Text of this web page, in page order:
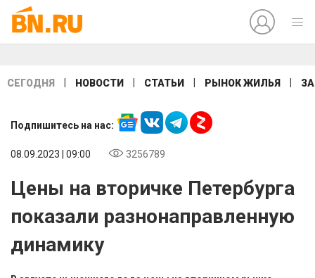
СЕГОДНЯ НОВОСТИ СТАТЬИ РЫНОК ЖИЛЬЯ
Подпишитесь на нас:
08.09.2023 | 09:00 3256789
Цены на вторичке Петербурга
показали разнонаправленную
динамику